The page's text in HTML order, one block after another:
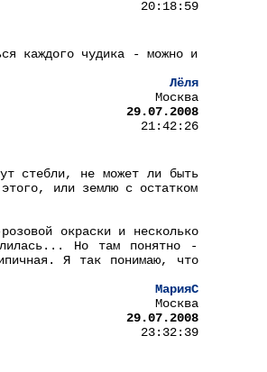
20:18:59
каждого чудика - можно и
Лёля
Москва
29.07.2008
21:42:26
стебли, не может ли быть
или землю с остатком
окраски и несколько
Но там понятно -
Я так понимаю, что
МарияС
Москва
29.07.2008
23:32:39